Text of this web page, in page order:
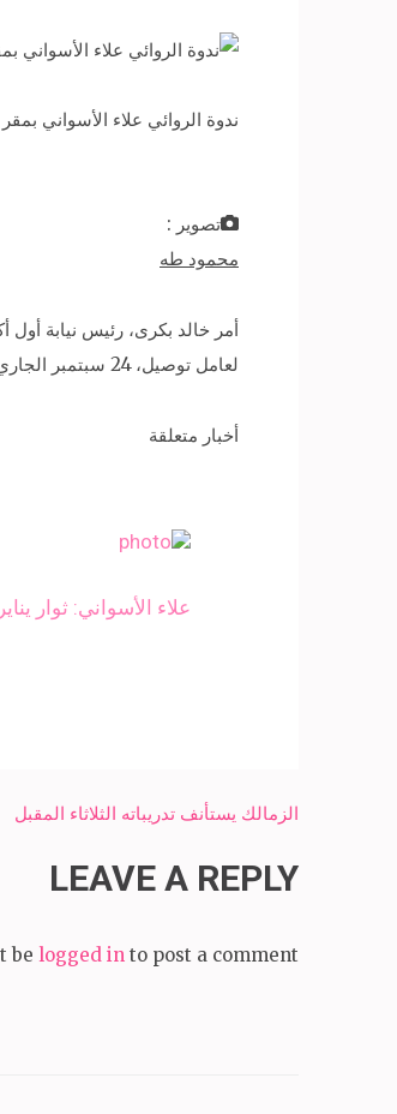
ندوة الروائي علاء الأسواني
تصوير :
محمود طه
أمر خالد بكرى، رئيس نيابة أول
لعامل توصيل، 24 سبتمبر الجاري.
أخبار متعلقة
علاء الأسواني: ثوار
Post
الزمالك يستأنف تدريباته الثلاثاء المقبل
LEAVE A REPLY
be logged in to post a comment.